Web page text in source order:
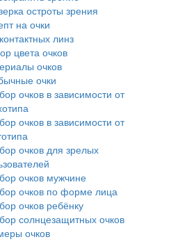
остроты зрения
на очки
линз
цвета очков
очков
очки
очков в зависимости от
очков в зависимости от
очков для зрелых
очков мужчине
очков по форме лица
очков ребёнку
солнцезащитных очков
очков